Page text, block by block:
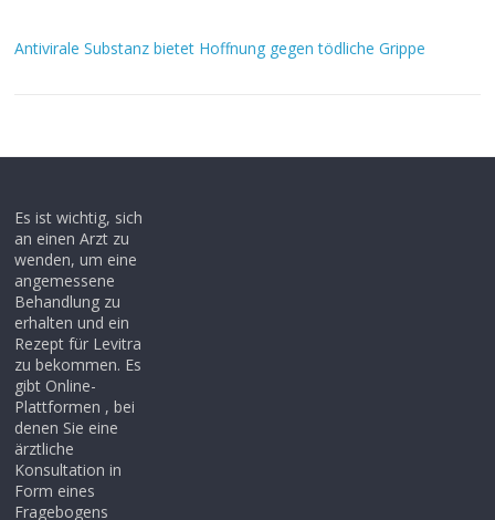
Antivirale Substanz bietet Hoffnung gegen tödliche Grippe
Es ist wichtig, sich
an einen Arzt zu
wenden, um eine
angemessene
Behandlung zu
erhalten und ein
Rezept für Levitra
zu bekommen. Es
gibt Online-
Plattformen , bei
denen Sie eine
ärztliche
Konsultation in
Form eines
Fragebogens